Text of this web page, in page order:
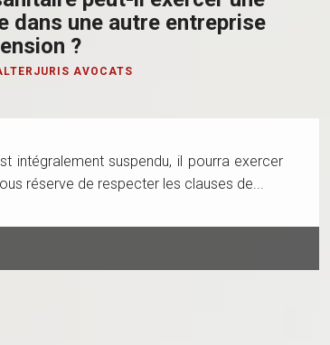
dans une autre entreprise
?
AVOCATS
intégralement suspendu, il pourra exercer
réserve de respecter les clauses de...